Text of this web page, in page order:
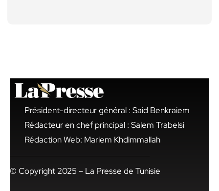
Président-directeur général : Said Benkraiem
Rédacteur en chef principal : Salem Trabelsi
Rédaction Web: Mariem Khdimmallah
© Copyright 2025 – La Presse de Tunisie